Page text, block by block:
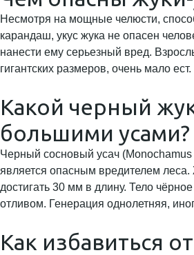
Несмотря на мощные челюсти,
карандаш, укус жука не опасен
нанести ему серьезный вред.
гигантских размеров, очень мало ест.
Какой черный
большими усами?
Черный сосновый усач
является опасным вредителем
достигать 30 мм в длину. Тело
отливом. Генерация однолетняя,
Как избавиться